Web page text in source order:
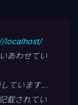
localhost/
あわせてい
ています…
載されてい